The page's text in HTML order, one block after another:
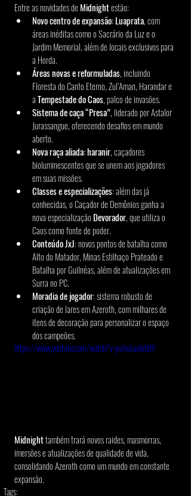
Entre as novidades de Midnight estão:
Novo centro de expansão: Luaprata, com
áreas inéditas como o Sacrário da Luz e o
Jardim Memorial, além de locais exclusivos para
a Horda.
Áreas novas e reformuladas, incluindo
Floresta do Canto Eterno, Zul’Aman, Harandar e
a Tempestade do Caos, palco de invasões.
Sistema de caça “Presa”, liderado por Astalor
Jurassangue, oferecendo desafios em mundo
aberto.
Nova raça aliada: haranir, caçadores
bioluminescentes que se unem aos jogadores
em suas missões.
Classes e especializações: além das já
conhecidas, o Caçador de Demônios ganha a
nova especialização Devorador, que utiliza o
Caos como fonte de poder.
Conteúdo JxJ: novos pontos de batalha como
Alto do Matador, Minas Estilhaço Prateado e
Batalha por Guilnéas, além de atualizações em
Surra no PC.
Moradia de jogador: sistema robusto de
criação de lares em Azeroth, com milhares de
itens de decoração para personalizar o espaço
dos campeões.
https://www.youtube.com/watch?v=putwLuckdMY
Midnight também trará novos raides, masmorras,
imersões e atualizações de qualidade de vida,
consolidando Azeroth como um mundo em constante
expansão.
Tags: